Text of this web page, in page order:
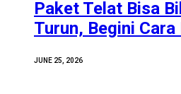
Paket Telat Bisa
Turun, Begini
JUNE 25, 2026